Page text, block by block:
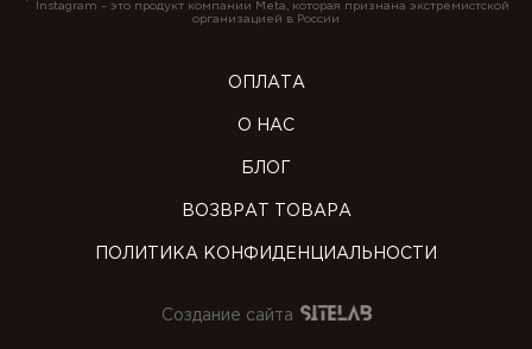
Instagram – это продукт компании Meta, которая признана экстремистской
организацией в России
ОПЛАТА
О НАС
БЛОГ
ВОЗВРАТ ТОВАРА
ПОЛИТИКА КОНФИДЕНЦИАЛЬНОСТИ
Создание сайта